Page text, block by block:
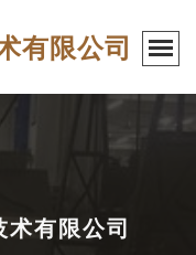
有限公司
有限公司